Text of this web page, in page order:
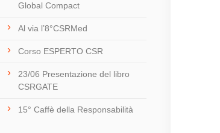
Global Compact
Al via l’8°CSRMed
Corso ESPERTO CSR
23/06 Presentazione del libro
CSRGATE
15° Caffè della Responsabilità